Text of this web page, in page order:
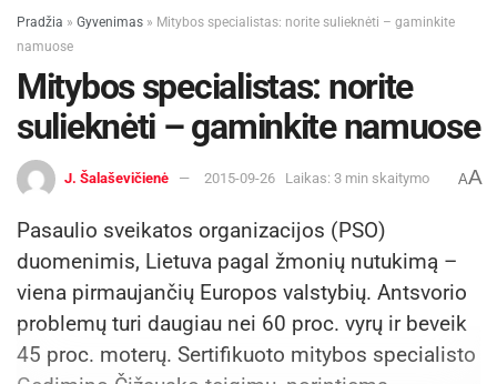
Pradžia » Gyvenimas » Mitybos specialistas: norite sulieknėti – gaminkite
namuose
Mitybos specialistas: norite
sulieknėti – gaminkite namuose
J. Šalaševičienė 2015-09-26 Laikas: 3 min skaitymo AA
Pasaulio sveikatos organizacijos (PSO)
duomenimis, Lietuva pagal žmonių nutukimą –
viena pirmaujančių Europos valstybių. Antsvorio
problemų turi daugiau nei 60 proc. vyrų ir beveik
45 proc. moterų. Sertifikuoto mitybos specialisto